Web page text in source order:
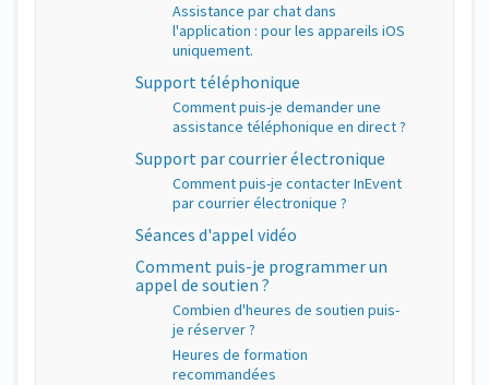
Assistance par chat dans
l'application : pour les appareils iOS
uniquement.
Support téléphonique
Comment puis-je demander une
assistance téléphonique en direct ?
Support par courrier électronique
Comment puis-je contacter InEvent
par courrier électronique ?
Séances d'appel vidéo
Comment puis-je programmer un
appel de soutien ?
Combien d'heures de soutien puis-
je réserver ?
Heures de formation
recommandées